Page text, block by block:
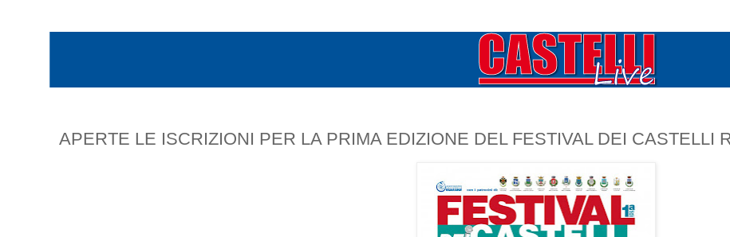
APERTE LE ISCRIZIONI PER LA PRIMA EDIZIONE DEL FESTIVAL DEI CASTELLI